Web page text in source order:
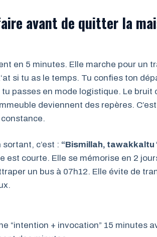
avant de quitter la
en 5 minutes. Elle marche pour un
si tu as le temps. Tu confies ton
passes en mode logistique. Le bruit
deviennent des repères.
c’est : “Bismillah, tawakkaltu
est courte. Elle se mémorise en 2
un bus à 07h12. Elle évite de
“intention + invocation” 15 minutes